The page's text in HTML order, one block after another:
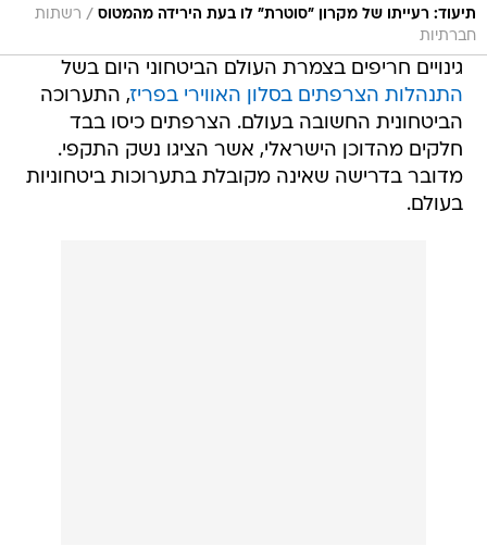
תיעוד: רעייתו של מקרון "סוטרת" לו בעת הירידה מהמטוס / רשתות
חברתיות
גינויים חריפים בצמרת העולם הביטחוני היום בשל
התנהלות הצרפתים בסלון האווירי בפריז, התערוכה
הביטחונית החשובה בעולם. הצרפתים כיסו בבד
חלקים מהדוכן הישראלי, אשר הציגו נשק התקפי.
מדובר בדרישה שאינה מקובלת בתערוכות ביטחוניות
בעולם.